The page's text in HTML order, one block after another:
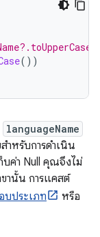
())
languageName
ำหรับการดำเนิน
บค่า Null คุณจึงไม่
ขานั้น การแคสต์
บประเภท
หรือ